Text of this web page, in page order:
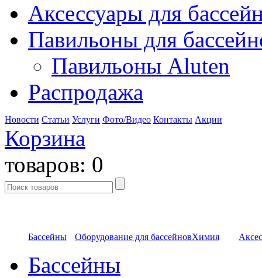
Аксессуары для
Павильоны для
Павильоны Aluten
Распродажа
Новости Статьи Услуги Фото/Видео Контакты Акции
Корзина
товаров: 0
Бассейны Оборудование для бассейновХимия
Бассейны